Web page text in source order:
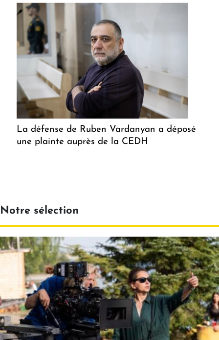
La défense de Ruben Vardanyan a déposé
une plainte auprès de la CEDH
Notre sélection